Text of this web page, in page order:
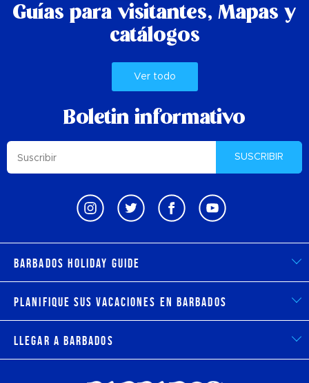
Guías para visitantes, Mapas y
catálogos
Ver todo
Boletin informativo
SUSCRIBIR
Barbados Holiday Guide
Planifique sus vacaciones en Barbados
Llegar a Barbados